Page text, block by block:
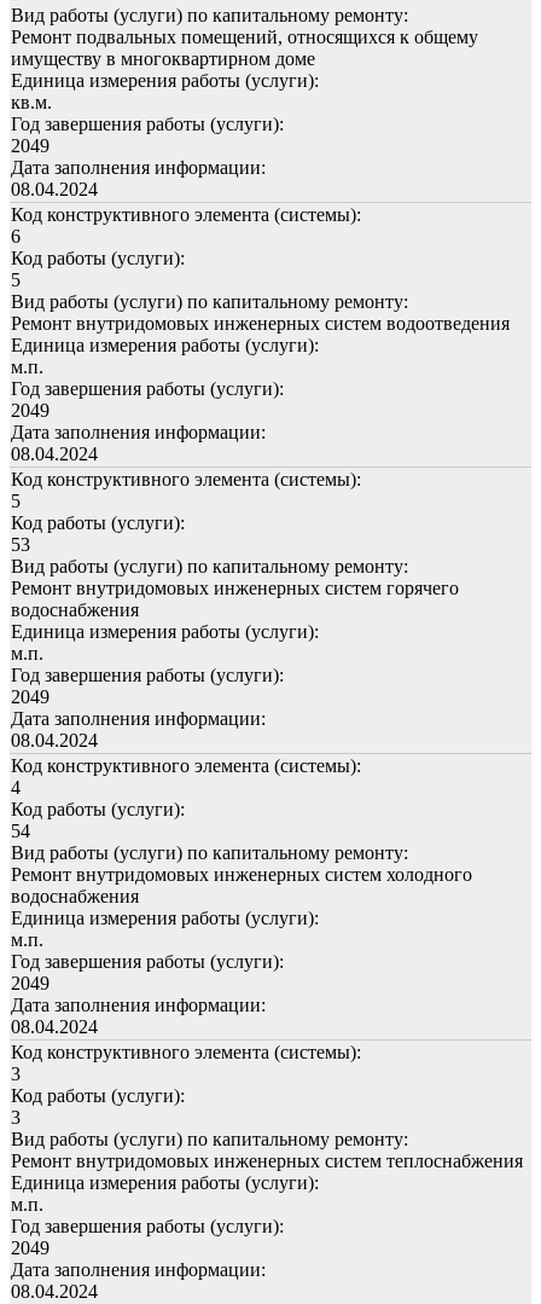
Вид работы (услуги) по капитальному ремонту:
Ремонт подвальных помещений, относящихся к общему
имуществу в многоквартирном доме
Единица измерения работы (услуги):
кв.м.
Год завершения работы (услуги):
2049
Дата заполнения информации:
08.04.2024
Код конструктивного элемента (системы):
6
Код работы (услуги):
5
Вид работы (услуги) по капитальному ремонту:
Ремонт внутридомовых инженерных систем водоотведения
Единица измерения работы (услуги):
м.п.
Год завершения работы (услуги):
2049
Дата заполнения информации:
08.04.2024
Код конструктивного элемента (системы):
5
Код работы (услуги):
53
Вид работы (услуги) по капитальному ремонту:
Ремонт внутридомовых инженерных систем горячего
водоснабжения
Единица измерения работы (услуги):
м.п.
Год завершения работы (услуги):
2049
Дата заполнения информации:
08.04.2024
Код конструктивного элемента (системы):
4
Код работы (услуги):
54
Вид работы (услуги) по капитальному ремонту:
Ремонт внутридомовых инженерных систем холодного
водоснабжения
Единица измерения работы (услуги):
м.п.
Год завершения работы (услуги):
2049
Дата заполнения информации:
08.04.2024
Код конструктивного элемента (системы):
3
Код работы (услуги):
3
Вид работы (услуги) по капитальному ремонту:
Ремонт внутридомовых инженерных систем теплоснабжения
Единица измерения работы (услуги):
м.п.
Год завершения работы (услуги):
2049
Дата заполнения информации:
08.04.2024